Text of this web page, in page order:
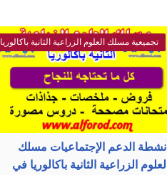
تجميعية مسلك العلوم الزراعية الثانية باكالوريا
أنشطة الدعم الإجتماعيات مسلك
العلوم الزراعية الثانية باكالوريا في